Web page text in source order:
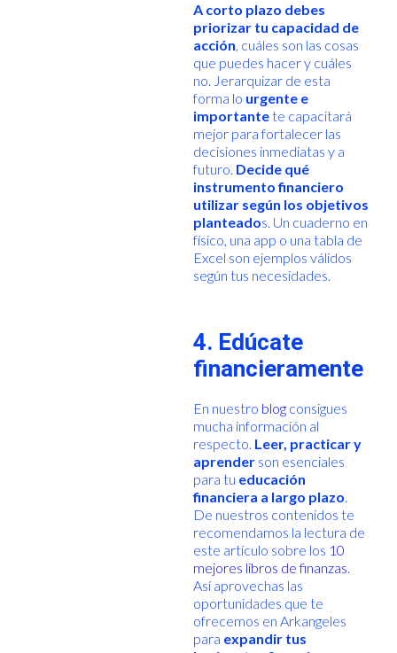
A corto plazo debes
priorizar tu capacidad de
acción, cuáles son las cosas
que puedes hacer y cuáles
no. Jerarquizar de esta
forma lo urgente e
importantete capacitará
mejor para fortalecer las
decisiones inmediatas y a
futuro. Decide qué
instrumento financiero
utilizar según los objetivos
planteados. Un cuaderno en
físico, una app o una tabla de
Excel son ejemplos válidos
según tus necesidades.
4. Edúcate
financieramente
En nuestro blogconsigues
mucha información al
respecto. Leer, practicar y
aprenderson esenciales
para tu educación
financiera a largo plazo.
De nuestros contenidos te
recomendamos la lectura de
este artículo sobre los 10
mejores libros de finanzas.
Así aprovechas las
oportunidades que te
ofrecemos en Arkangeles
para expandir tus